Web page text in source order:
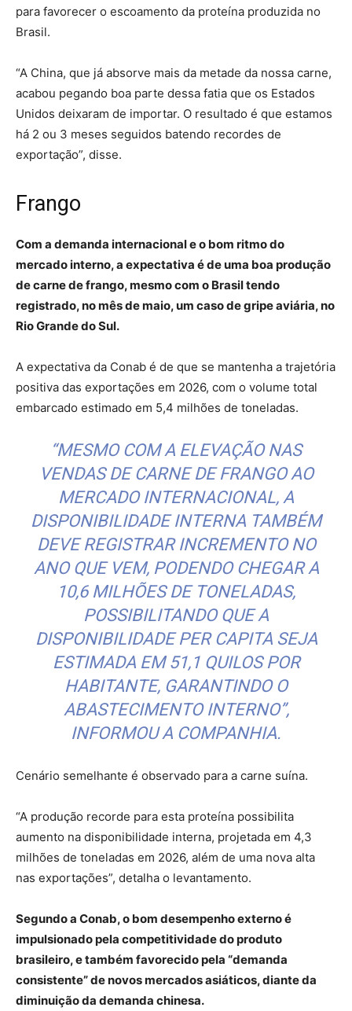
para favorecer o escoamento da proteína produzida no
Brasil.
“A China, que já absorve mais da metade da nossa carne,
acabou pegando boa parte dessa fatia que os Estados
Unidos deixaram de importar. O resultado é que estamos
há 2 ou 3 meses seguidos batendo recordes de
exportação”, disse.
Frango
Com a demanda internacional e o bom ritmo do
mercado interno, a expectativa é de uma boa produção
de carne de frango, mesmo com o Brasil tendo
registrado, no mês de maio, um caso de gripe aviária, no
Rio Grande do Sul.
A expectativa da Conab é de que se mantenha a trajetória
positiva das exportações em 2026, com o volume total
embarcado estimado em 5,4 milhões de toneladas.
“MESMO COM A ELEVAÇÃO NAS
VENDAS DE CARNE DE FRANGO AO
MERCADO INTERNACIONAL, A
DISPONIBILIDADE INTERNA TAMBÉM
DEVE REGISTRAR INCREMENTO NO
ANO QUE VEM, PODENDO CHEGAR A
10,6 MILHÕES DE TONELADAS,
POSSIBILITANDO QUE A
DISPONIBILIDADE PER CAPITA SEJA
ESTIMADA EM 51,1 QUILOS POR
HABITANTE, GARANTINDO O
ABASTECIMENTO INTERNO”,
INFORMOU A COMPANHIA.
Cenário semelhante é observado para a carne suína.
“A produção recorde para esta proteína possibilita
aumento na disponibilidade interna, projetada em 4,3
milhões de toneladas em 2026, além de uma nova alta
nas exportações”, detalha o levantamento.
Segundo a Conab, o bom desempenho externo é
impulsionado pela competitividade do produto
brasileiro, e também favorecido pela “demanda
consistente” de novos mercados asiáticos, diante da
diminuição da demanda chinesa.